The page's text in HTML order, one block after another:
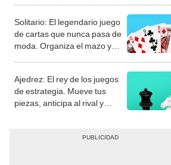
Solitario: El legendario juego
de cartas que nunca pasa de
moda. Organiza el mazo y
Ajedrez: El rey de los juegos
de estrategia. Mueve tus
piezas, anticipa al rival y